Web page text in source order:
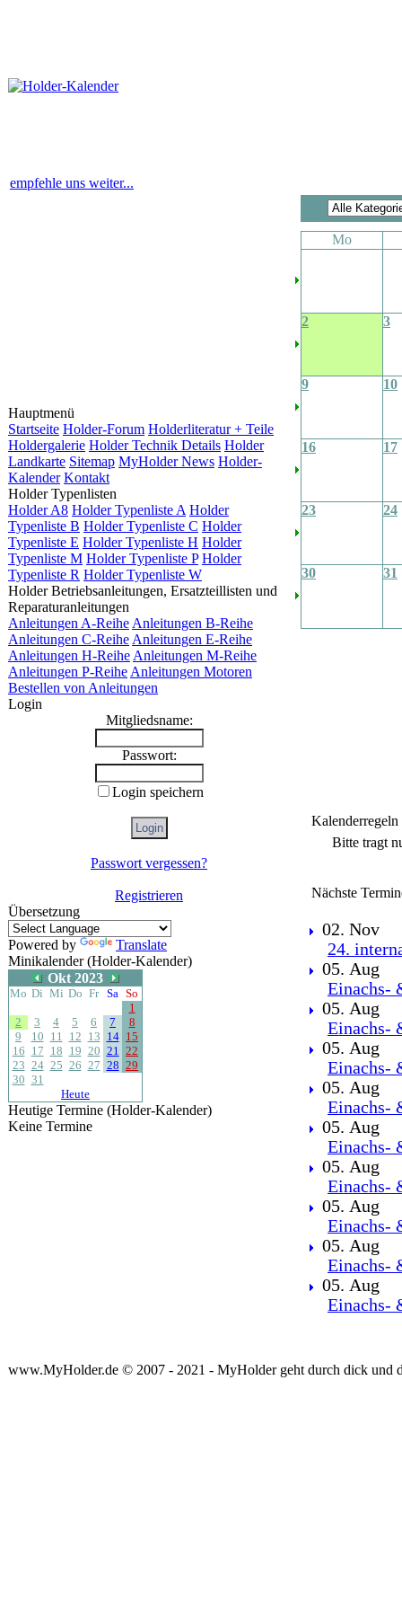
empfehle uns weiter...
Hauptmenü
Startseite Holder-Forum Holderliteratur + Teile
Holdergalerie Holder Technik Details Holder
Landkarte Sitemap MyHolder News Holder-
Kalender Kontakt
Holder Typenlisten
Holder A8 Holder Typenliste A Holder
Typenliste B Holder Typenliste C Holder
Typenliste E Holder Typenliste H Holder
Typenliste M Holder Typenliste P Holder
Typenliste R Holder Typenliste W
Holder Betriebsanleitungen, Ersatzteillisten und
Reparaturanleitungen
Anleitungen A-Reihe Anleitungen B-Reihe
Anleitungen C-Reihe Anleitungen E-Reihe
Anleitungen H-Reihe Anleitungen M-Reihe
Anleitungen P-Reihe Anleitungen Motoren
Bestellen von Anleitungen
Login
Mitgliedsname:
Passwort:
Login speichern
Passwort vergessen?
Registrieren
Übersetzung
Powered by
Translate
Minikalender (Holder-Kalender)
Okt 2023
Mo Di Mi Do Fr Sa So
1
2
3 4 5 6 7
8
9
10 11 12 13 14 15
16 17 18 19 20 21 22
23 24 25 26 27 28 29
30 31
Heute
Heutige Termine (Holder-Kalender)
Keine Termine
Mo
2 3
9 10
16 17
23 24
30 31
Kalenderregeln
Bitte tragt
Nächste
02. Nov
24.
05. Aug
Einachs-
05. Aug
Einachs-
05. Aug
Einachs-
05. Aug
Einachs-
05. Aug
Einachs-
05. Aug
Einachs-
05. Aug
Einachs-
05. Aug
Einachs-
05. Aug
Einachs-
www.MyHolder.de © 2007 - 2021 - MyHolder geht durch dick und